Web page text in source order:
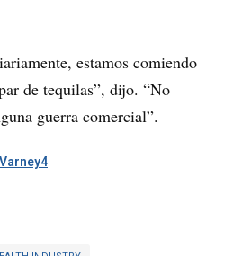
estamos comiendo
de tequilas”, dijo. “No
guerra comercial”.